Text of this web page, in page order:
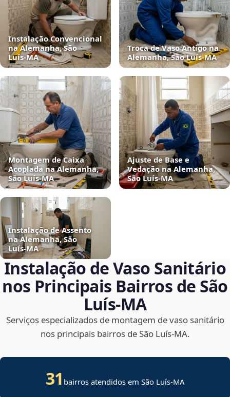
Instalação Convencional
na Alemanha, São
Luís‑MA
Troca de Vaso Antigo na
Alemanha, São Luís‑MA
Montagem de Caixa
Acoplada na Alemanha,
São Luís‑MA
Ajuste de Base e
Vedação na Alemanha,
São Luís‑MA
Instalação de Assento
na Alemanha, São
Luís‑MA
Instalação de Vaso Sanitário
nos Principais Bairros de São
Luís‑MA
Serviços especializados de montagem de vaso sanitário
nos principais bairros de São Luís‑MA.
31 bairros atendidos em São Luís-MA